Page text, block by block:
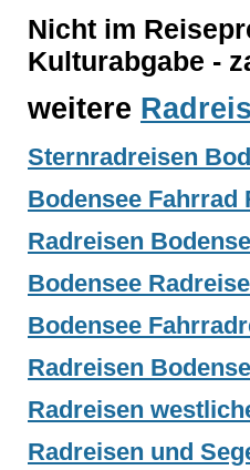
Nicht im
Kulturabgabe -
weitere
Sternradreisen
Bodensee Fahrrad
Radreisen
Bodensee
Bodensee
Radreisen
Radreisen
Radreisen und